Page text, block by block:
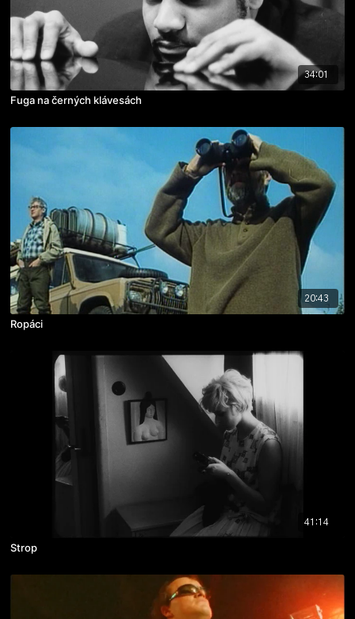
34:01
Fuga na černých klávesách
20:43
Ropáci
41:14
Strop